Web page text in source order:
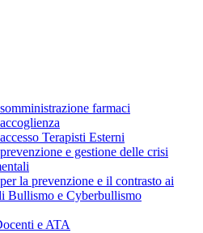
farmaci
Terapisti Esterni
e gestione delle crisi
la prevenzione e il contrasto ai
Bullismo e Cyberbullismo
e ATA